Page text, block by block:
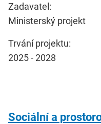
Zadavatel:
Ministerský projekt
Trvání projektu:
2025 - 2028
Sociální a